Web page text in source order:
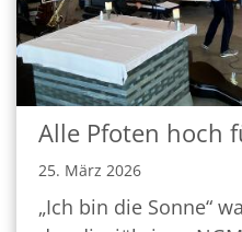
Alle Pfoten hoch
25. März 2026
„Ich bin die Sonne“